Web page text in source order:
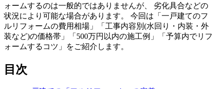
ォームするのは一般的ではありませんが、 劣化具合などの
状況により可能な場合があります。 今回は「一戸建てのフ
ルリフォームの費用相場」「工事内容別(水回り・内装・外
装など)の価格帯」「500万円以内の施工例」「予算内でリフ
ォームするコツ」をご紹介します。
目次